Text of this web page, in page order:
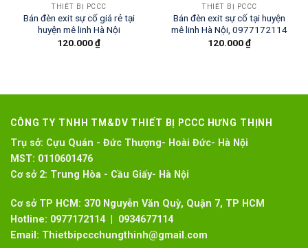
THIẾT BỊ PCCC
Bán đèn exit sự cố giá rẻ tại
huyện mê linh Hà Nội
120.000₫
THIẾT BỊ PCCC
Bán đèn exit sự cố tại huyện
mê linh Hà Nội, 0977172114
120.000₫
CÔNG TY TNHH TM&DV THIẾT BỊ PCCC HƯNG THỊNH
Trụ sở: Cựu Quán - Đức Thượng- Hoài Đức- Hà Nội
MST: 0110601476
Cơ sở 2: Trung Hòa - Cầu Giấy- Hà Nội
Cơ sở TP HCM: 370 Nguyễn Văn Quỳ, Quận 7, TP HCM
Hotline: 0977172114 | 0934677114
Email: Thietbipccchungthinh@gmail.com